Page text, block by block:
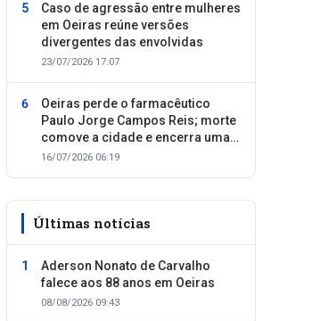
Caso de agressão entre mulheres
em Oeiras reúne versões
divergentes das envolvidas
23/07/2026 17:07
Oeiras perde o farmacêutico
Paulo Jorge Campos Reis; morte
comove a cidade e encerra uma
trajetória dedicada ao cuidado
16/07/2026 06:19
Últimas notícias
Aderson Nonato de Carvalho
falece aos 88 anos em Oeiras
08/08/2026 09:43